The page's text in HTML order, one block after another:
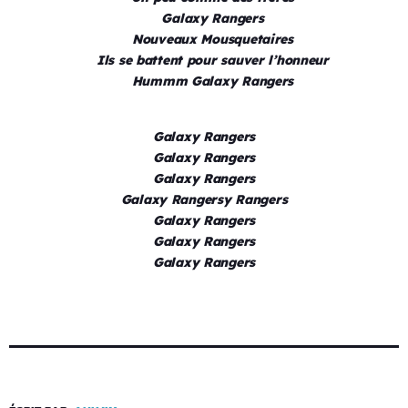
Galaxy Rangers
Nouveaux Mousquetaires
Ils se battent pour sauver l’honneur
Hummm Galaxy Rangers
Galaxy Rangers
Galaxy Rangers
Galaxy Rangers
Galaxy Rangersy Rangers
Galaxy Rangers
Galaxy Rangers
Galaxy Rangers